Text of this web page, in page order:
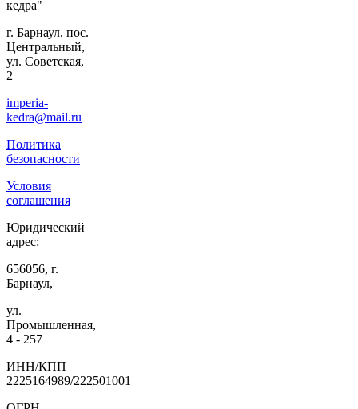
кедра"
г. Барнаул, пос.
Центральный,
ул. Советская,
2
imperia-
kedra@mail.ru
Политика
безопасности
Условия
соглашения
Юридический
адрес:
656056, г.
Барнаул,
ул.
Промышленная,
4 - 257
ИНН/КПП
2225164989/222501001